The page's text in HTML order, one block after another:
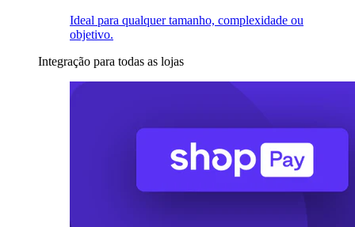
Ideal para qualquer tamanho, complexidade ou
objetivo.
Integração para todas as lojas